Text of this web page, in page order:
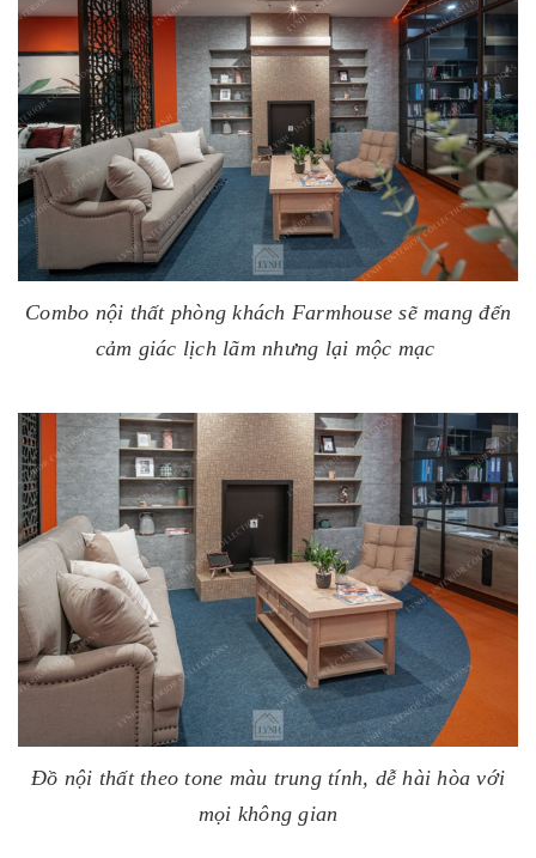
Combo nội thất phòng khách Farmhouse sẽ mang đến
cảm giác lịch lãm nhưng lại mộc mạc
Đồ nội thất theo tone màu trung tính, dễ hài hòa với
mọi không gian